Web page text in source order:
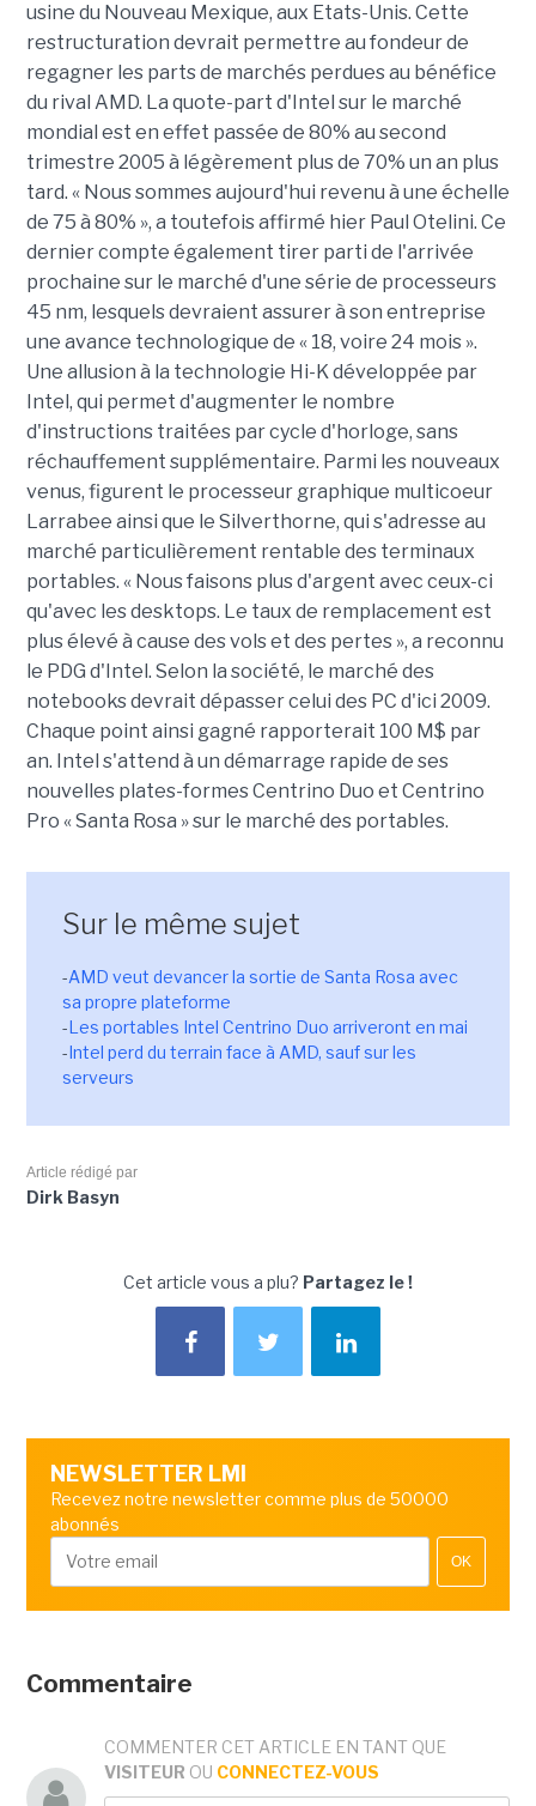
usine du Nouveau Mexique, aux Etats-Unis. Cette
restructuration devrait permettre au fondeur de
regagner les parts de marchés perdues au bénéfice
du rival AMD. La quote-part d'Intel sur le marché
mondial est en effet passée de 80% au second
trimestre 2005 à légèrement plus de 70% un an plus
tard. « Nous sommes aujourd'hui revenu à une échelle
de 75 à 80% », a toutefois affirmé hier Paul Otelini. Ce
dernier compte également tirer parti de l'arrivée
prochaine sur le marché d'une série de processeurs
45 nm, lesquels devraient assurer à son entreprise
une avance technologique de « 18, voire 24 mois ».
Une allusion à la technologie Hi-K développée par
Intel, qui permet d'augmenter le nombre
d'instructions traitées par cycle d'horloge, sans
réchauffement supplémentaire. Parmi les nouveaux
venus, figurent le processeur graphique multicoeur
Larrabee ainsi que le Silverthorne, qui s'adresse au
marché particulièrement rentable des terminaux
portables. « Nous faisons plus d'argent avec ceux-ci
qu'avec les desktops. Le taux de remplacement est
plus élevé à cause des vols et des pertes », a reconnu
le PDG d'Intel. Selon la société, le marché des
notebooks devrait dépasser celui des PC d'ici 2009.
Chaque point ainsi gagné rapporterait 100 M$ par
an. Intel s'attend à un démarrage rapide de ses
nouvelles plates-formes Centrino Duo et Centrino
Pro « Santa Rosa » sur le marché des portables.
Sur le même sujet
-AMD veut devancer la sortie de Santa Rosa avec
sa propre plateforme
-Les portables Intel Centrino Duo arriveront en mai
-Intel perd du terrain face à AMD, sauf sur les
serveurs
Article rédigé par
Dirk Basyn
Cet article vous a plu? Partagez le !
NEWSLETTER LMI
Recevez notre newsletter comme plus de 50000
abonnés
OK
Commentaire
COMMENTER CET ARTICLE EN TANT QUE
VISITEUR OU CONNECTEZ-VOUS